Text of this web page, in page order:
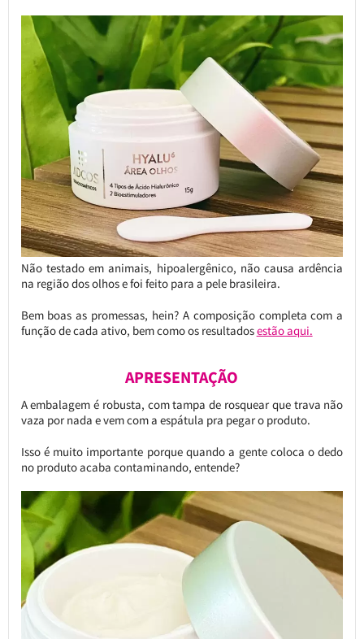
Não testado em animais, hipoalergênico, não causa ardência
na região dos olhos e foi feito para a pele brasileira.
Bem boas as promessas, hein? A composição completa com a
função de cada ativo, bem como os resultadosestão aqui.
APRESENTAÇÃO
A embalagem é robusta, com tampa de rosquear que trava não
vaza por nada e vem com a espátula pra pegar o produto.
Isso é muito importante porque quando a gente coloca o dedo
no produto acaba contaminando, entende?